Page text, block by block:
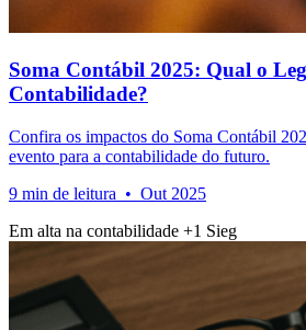
Soma Contábil 2025: Qual o
Contabilidade?
Confira os impactos do Soma Contábil
evento para a contabilidade do futuro.
9 min de leitura • Out 2025
Em alta na contabilidade +1 Sieg